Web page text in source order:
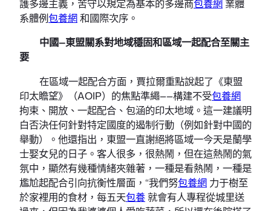
護多邊主義，苦守以規定為基本的多邊商包養網 業體
系體例包養網和國際次序。
中國—東盟關系對地域穩固和區域一起配合至關主
要
在區域一起配合方面，賈拉爾重點說起了《東盟
印太瞻望》（AOIP）的焦點準繩——構建不受包養網
拘束、開放、一起配合、包涵的印太地域。這一建議明
白否決任何針對特定國度的遏制行動（例如針對中國的
舉動）。他還指出，東盟一直謝絕將區域一今天是蘭學
士娶女兒的日子。客人很多，很熱鬧，但在這熱鬧的氣
氛中，顯然有幾種情緒夾雜著，一種是看熱鬧，一種是
尷尬起配合引向抗衡性層面，“我們努包養網 力于樹至
於家裡用的食材，每五天包養就會有人專程從城里送